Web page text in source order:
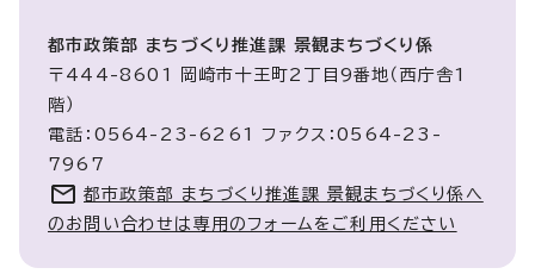
都市政策部 まちづくり推進課 景観まちづくり係
〒444-8601 岡崎市十王町2丁目9番地（西庁舎1
階）
電話：0564-23-6261 ファクス：0564-23-
7967
都市政策部 まちづくり推進課 景観まちづくり係へ
のお問い合わせは専用のフォームをご利用ください